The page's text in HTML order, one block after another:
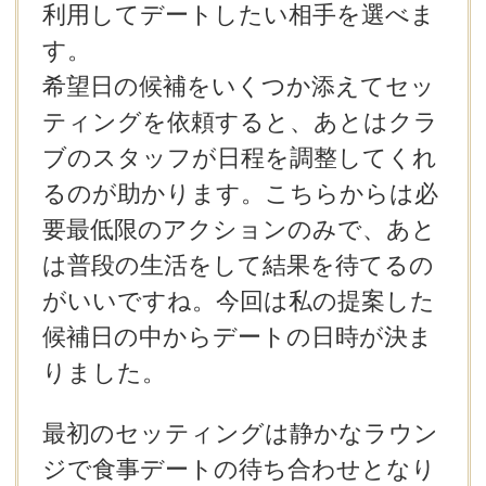
利用してデートしたい相手を選べま
す。
希望日の候補をいくつか添えてセッ
ティングを依頼すると、あとはクラ
ブのスタッフが日程を調整してくれ
るのが助かります。こちらからは必
要最低限のアクションのみで、あと
は普段の生活をして結果を待てるの
がいいですね。今回は私の提案した
候補日の中からデートの日時が決ま
りました。
最初のセッティングは静かなラウン
ジで食事デートの待ち合わせとなり